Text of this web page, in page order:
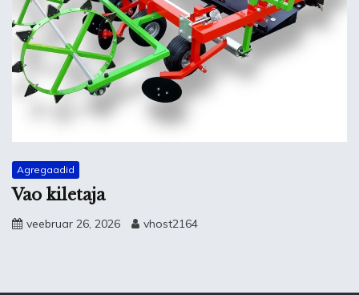
Agregaadid
Vao kiletaja
veebruar 26, 2026 vhost2164